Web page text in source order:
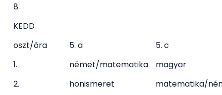
8.
KEDD
oszt/óra
5. a
5. c
1.
német/matematika
magyar
2.
honismeret
matematika/